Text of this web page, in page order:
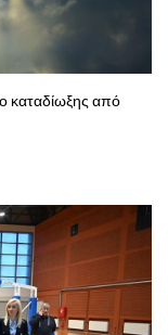
καταδίωξης από